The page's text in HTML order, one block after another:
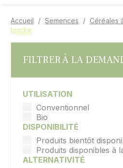
Accueil Semences Céréales
tendre
FILTRER À LA
UTILISATION
Conventionnel
Bio
DISPONIBILITÉ
Produits bientôt
Produits disponibles à
ALTERNATIVITÉ